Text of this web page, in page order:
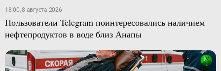
18:00, 8 августа 2026
Пользователи Telegram поинтересовались наличием
нефтепродуктов в воде близ Анапы